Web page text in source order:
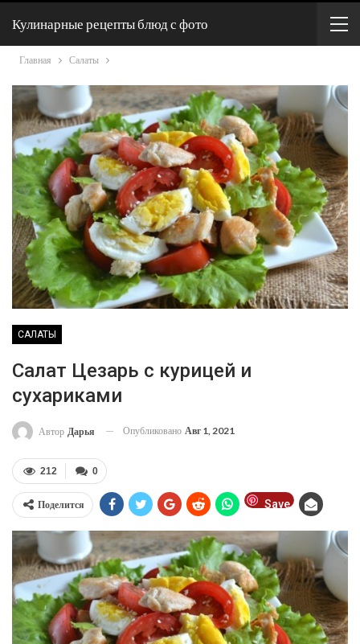
Кулинарные рецепты блюд с фото
Главная Салаты
САЛАТЫ
Салат Цезарь с курицей и
сухариками
Автор Дарья Опубликовано Авг 1, 2021
0
212
Поделится Save